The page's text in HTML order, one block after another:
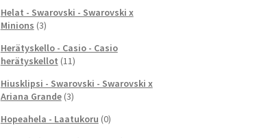
Helat - Swarovski - Swarovski x
Minions (3)
Herätyskello - Casio - Casio
herätyskellot (11)
Hiusklipsi - Swarovski - Swarovski x
Ariana Grande (3)
Hopeahela - Laatukoru (0)